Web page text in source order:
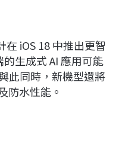
iOS 18 中推出更智
生成式 AI 應用可能
此同時，新機型還將
防水性能。